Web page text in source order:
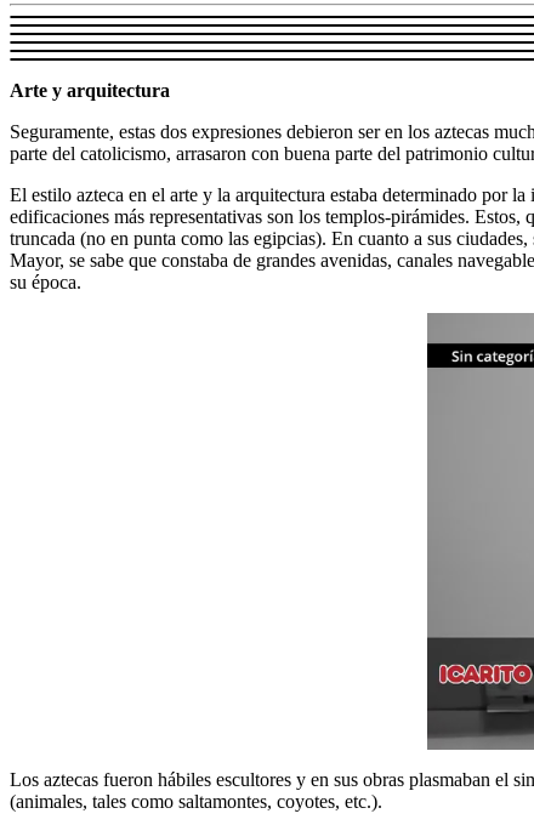
Arte y arquitectura
Seguramente, estas dos expresiones debieron ser en los aztecas
parte del catolicismo, arrasaron con buena parte del patrimonio
El estilo azteca en el arte y la arquitectura estaba determinado por
edificaciones más representativas son los templos-pirámides.
truncada (no en punta como las egipcias). En cuanto a sus
Mayor, se sabe que constaba de grandes avenidas, canales
su época.
Los aztecas fueron hábiles escultores y en sus obras plasmaban el
(animales, tales como saltamontes, coyotes, etc.).